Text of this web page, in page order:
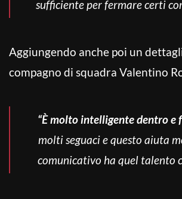
sufficiente per fermare certi
Aggiungendo anche poi un
compagno di squadra Valentino
“È molto intelligente dentro e
molti seguaci e questo aiuta
comunicativo ha quel talento